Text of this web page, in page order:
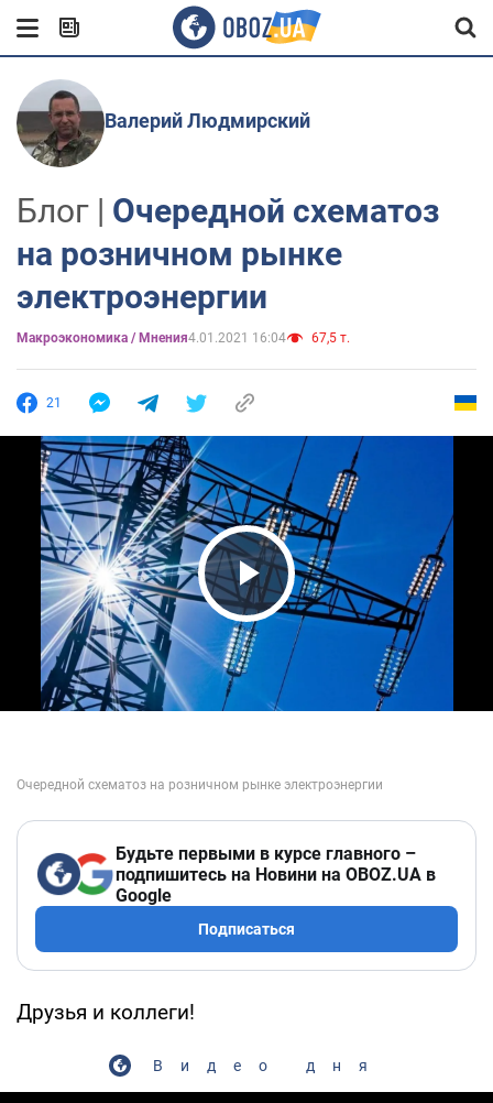
Валерий Людмирский
Блог | Очередной схематоз
на розничном рынке
электроэнергии
Mакроэкономика / Мнения4.01.2021 16:04 67,5 т.
21
Play Video
Будьте первыми в курсе главного –
подпишитесь на Новини на OBOZ.UA в
Google
Подписаться
Друзья и коллеги!
Видео дня